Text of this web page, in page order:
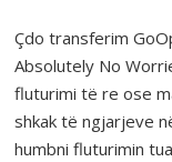
Çdo transferim
Absolutely No
fluturimi të re ose
shkak të ngjarjeve
humbni fluturimin